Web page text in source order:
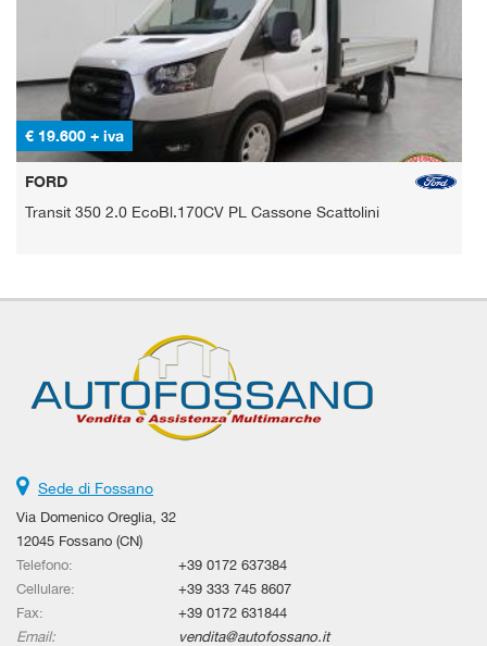
€ 12.650 + iva
FIAT
Fiorino 1.3 MJT 95CV Cargo SX
Sede di Fossano
Via Domenico Oreglia, 32
12045 Fossano (CN)
Telefono:
+39 0172 637384
Cellulare:
+39 333 745 8607
Fax:
+39 0172 631844
Email:
vendita@autofossano.it